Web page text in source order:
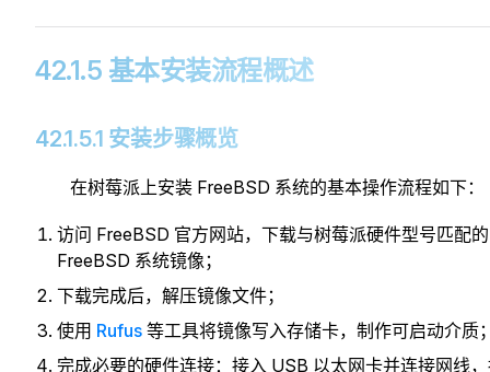
42.1.5 基本安装流程概述
42.1.5.1 安装步骤概览
在树莓派上安装 FreeBSD 系统的基本操作流程如下：
访问 FreeBSD 官方网站，下载与树莓派硬件型号匹配的
FreeBSD 系统镜像；
下载完成后，解压镜像文件；
使用 Rufus 等工具将镜像写入存储卡，制作可启动介质
完成必要的硬件连接：接入 USB 以太网卡并连接网线